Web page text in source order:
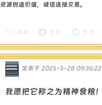
资源创造价值，诚信连接交易。
发表于 2025-3-28 09:36:22
我愿把它称之为精神食粮！